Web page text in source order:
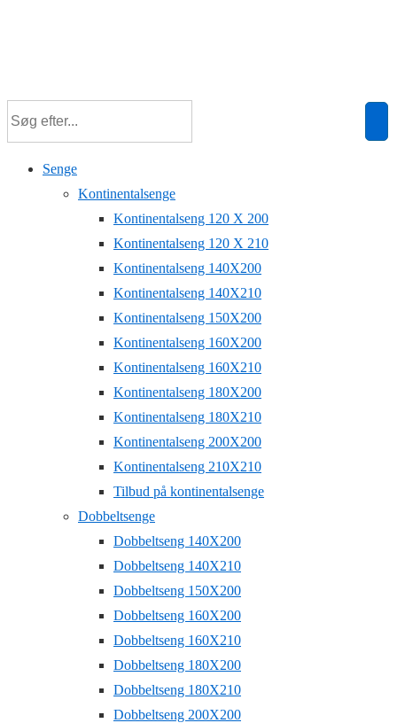
Senge
Kontinentalsenge
Kontinentalseng 120 X 200
Kontinentalseng 120 X 210
Kontinentalseng 140X200
Kontinentalseng 140X210
Kontinentalseng 150X200
Kontinentalseng 160X200
Kontinentalseng 160X210
Kontinentalseng 180X200
Kontinentalseng 180X210
Kontinentalseng 200X200
Kontinentalseng 210X210
Tilbud på kontinentalsenge
Dobbeltsenge
Dobbeltseng 140X200
Dobbeltseng 140X210
Dobbeltseng 150X200
Dobbeltseng 160X200
Dobbeltseng 160X210
Dobbeltseng 180X200
Dobbeltseng 180X210
Dobbeltseng 200X200